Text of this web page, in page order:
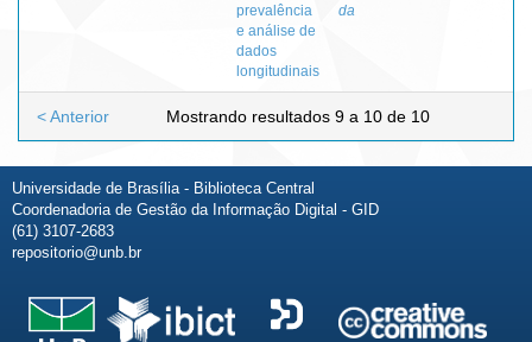
prevalência
e análise de
dados
longitudinais
da
Mostrando resultados 9 a 10 de 10
< Anterior
Universidade de Brasília - Biblioteca Central
Coordenadoria de Gestão da Informação Digital - GID
(61) 3107-2683
repositorio@unb.br